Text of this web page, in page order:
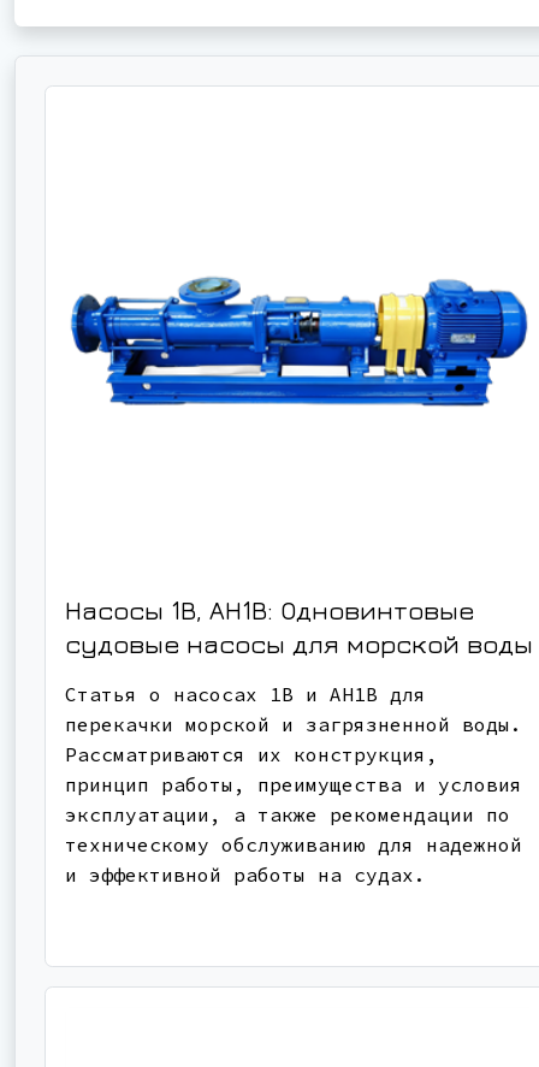
Насосы 1В, АН1В: Одновинтовые
судовые насосы для морской воды
Статья о насосах 1В и АН1В для
перекачки морской и загрязненной воды.
Рассматриваются их конструкция,
принцип работы, преимущества и условия
эксплуатации, а также рекомендации по
техническому обслуживанию для надежной
и эффективной работы на судах.